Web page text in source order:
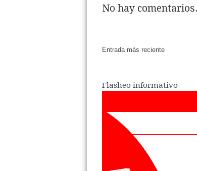
No hay
Entrada más reciente
Flasheo informativo